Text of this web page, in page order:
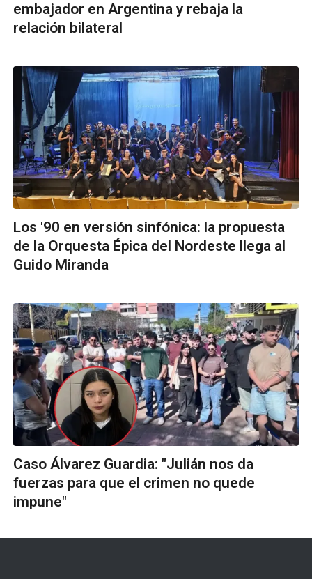
embajador en Argentina y rebaja la
relación bilateral
Los '90 en versión sinfónica: la propuesta
de la Orquesta Épica del Nordeste llega al
Guido Miranda
Caso Álvarez Guardia: "Julián nos da
fuerzas para que el crimen no quede
impune"